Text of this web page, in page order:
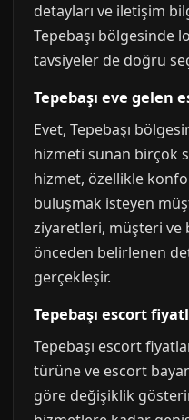
detayları ve iletişim
Tepebaşı bölgesinde
tavsiyeler de doğru
Tepebaşı eve gelen
Evet, Tepebaşı
hizmeti sunan birçok
hizmet, özellikle
buluşmak isteyen
ziyaretleri, müşteri ve
önceden belirlenen
gerçekleşir.
Tepebaşı escort
Tepebaşı escort
türüne ve escort
göre değişiklik